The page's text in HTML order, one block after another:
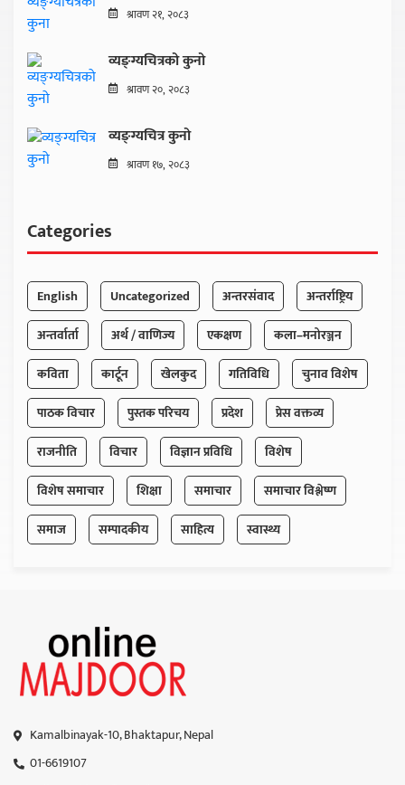
श्रावण २१, २०८३
व्यङ्ग्यचित्रको कुनो
श्रावण २०, २०८३
व्यङ्ग्यचित्र कुनो
श्रावण १७, २०८३
Categories
English Uncategorized अन्तरसंवाद
अन्तर्राष्ट्रिय
अन्तर्वार्ता
अर्थ / वाणिज्य एकक्षण
कला–मनोरञ्जन
कविता
कार्टून खेलकुद गतिविधि
चुनाव विशेष
पाठक विचार
पुस्तक परिचय प्रदेश
प्रेस वक्तव्य
राजनीति
विचार विज्ञान प्रविधि
विशेष
विशेष समाचार
शिक्षा समाचार
समाचार विश्लेष्ण
समाज
सम्पादकीय साहित्य स्वास्थ्य
Kamalbinayak-10, Bhaktapur, Nepal
01-6619107